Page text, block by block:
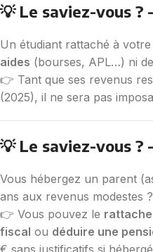
💡 Le saviez-vous ?
Un étudiant rattaché à
aides (bourses, APL…) ni de
👉 Tant que ses revenus
(2025), il ne sera pas
💡 Le saviez-vous ?
Vous hébergez un parent
ans aux revenus modestes ?
👉 Vous pouvez le
fiscal ou déduire une